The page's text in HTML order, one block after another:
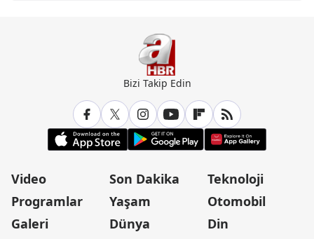
Bizi Takip Edin
Video
Programlar
Galeri
Son Dakika
Yaşam
Dünya
Teknoloji
Otomobil
Din